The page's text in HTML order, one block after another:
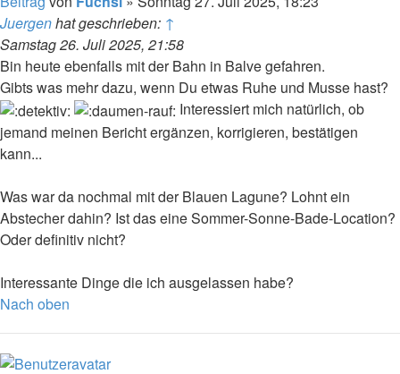
Juergenhat geschrieben: ↑
Samstag 26. Juli 2025, 21:58
Bin heute ebenfalls mit der Bahn in Balve gefahren.
Gibts was mehr dazu, wenn Du etwas Ruhe und Musse hast?
Interessiert mich natürlich, ob
jemand meinen Bericht ergänzen, korrigieren, bestätigen
kann...
Was war da nochmal mit der Blauen Lagune? Lohnt ein
Abstecher dahin? Ist das eine Sommer-Sonne-Bade-Location?
Oder definitiv nicht?
Interessante Dinge die ich ausgelassen habe?
Nach oben